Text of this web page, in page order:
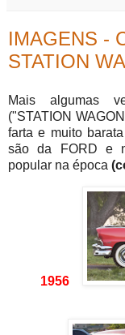
IMAGENS -
STATION
Mais algumas
("STATION
farta e muito
são da FORD e
popular na época
1956